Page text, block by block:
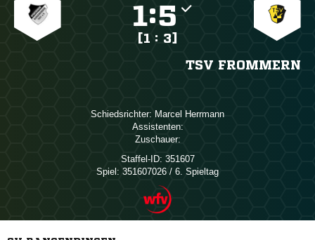
:
[1 : 3]
TSV FROMMERN
Schiedsrichter:  
Assistenten:
Zuschauer:
Staffel-ID: 351607
Spiel: 351607026 / 6. Spieltag